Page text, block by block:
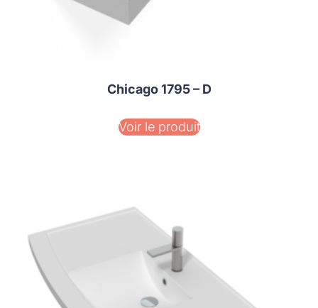
Chicago 1795 – D
Voir le produit